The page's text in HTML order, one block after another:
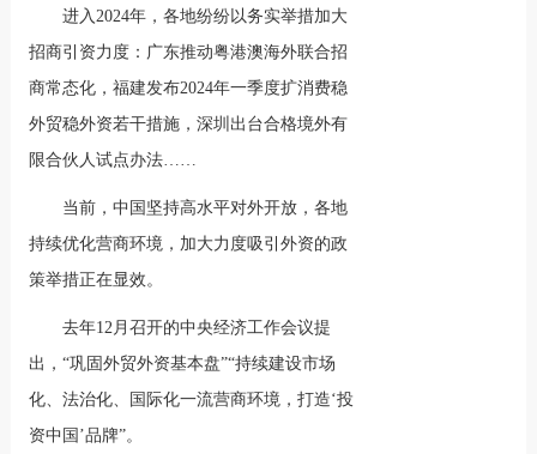
进入2024年，各地纷纷以务实举措加大
招商引资力度：广东推动粤港澳海外联合招
商常态化，福建发布2024年一季度扩消费稳
外贸稳外资若干措施，深圳出台合格境外有
限合伙人试点办法……
当前，中国坚持高水平对外开放，各地
持续优化营商环境，加大力度吸引外资的政
策举措正在显效。
去年12月召开的中央经济工作会议提
出，“巩固外贸外资基本盘”“持续建设市场
化、法治化、国际化一流营商环境，打造‘投
资中国’品牌”。